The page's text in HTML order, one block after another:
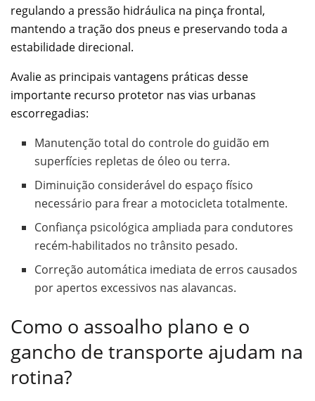
regulando a pressão hidráulica na pinça frontal,
mantendo a tração dos pneus e preservando toda a
estabilidade direcional.
Avalie as principais vantagens práticas desse
importante recurso protetor nas vias urbanas
escorregadias:
Manutenção total do controle do guidão em
superfícies repletas de óleo ou terra.
Diminuição considerável do espaço físico
necessário para frear a motocicleta totalmente.
Confiança psicológica ampliada para condutores
recém-habilitados no trânsito pesado.
Correção automática imediata de erros causados
por apertos excessivos nas alavancas.
Como o assoalho plano e o
gancho de transporte ajudam na
rotina?